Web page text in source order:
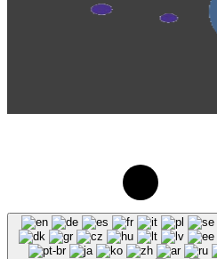
использовании материалов
ссылка на источник